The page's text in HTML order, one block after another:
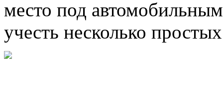
место под
учесть несколько